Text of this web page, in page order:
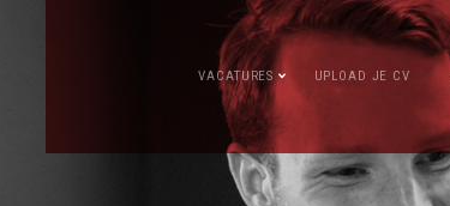
VACATURES UPLOAD JE CV